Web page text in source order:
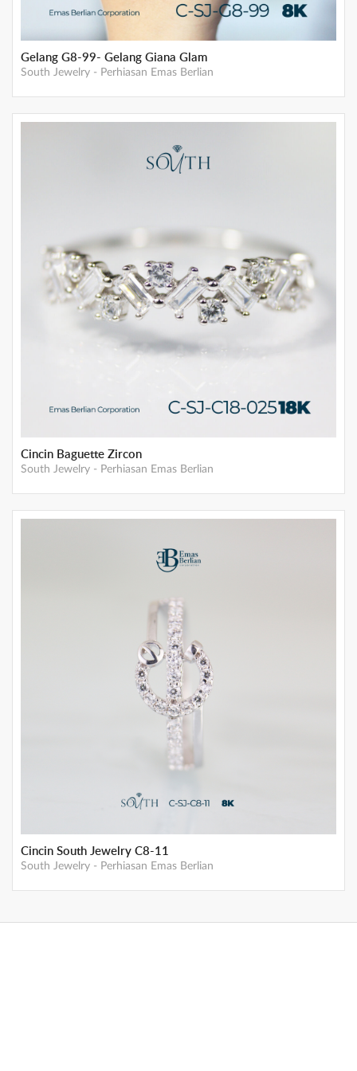
Gelang G8-99- Gelang Giana Glam
South Jewelry - Perhiasan Emas Berlian
Cincin Baguette Zircon
South Jewelry - Perhiasan Emas Berlian
Cincin South Jewelry C8-11
South Jewelry - Perhiasan Emas Berlian